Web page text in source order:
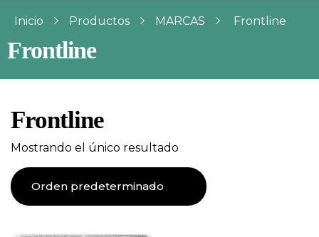
Inicio Productos MARCAS Frontline
Frontline
Frontline
Mostrando el único resultado